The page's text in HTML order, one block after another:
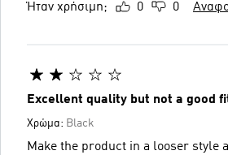
Ήταν χρήσιμη; 0 0
Excellent quality but not a good
Χρώμα: Black
Make the product in a looser style